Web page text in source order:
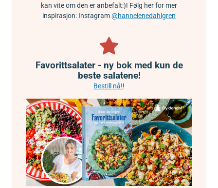
kan vite om den er anbefalt:)! Følg her for mer
inspirasjon: Instagram@hannelenedahlgren
Favorittsalater - ny bok med kun de
beste salatene!
Bestill nå!!